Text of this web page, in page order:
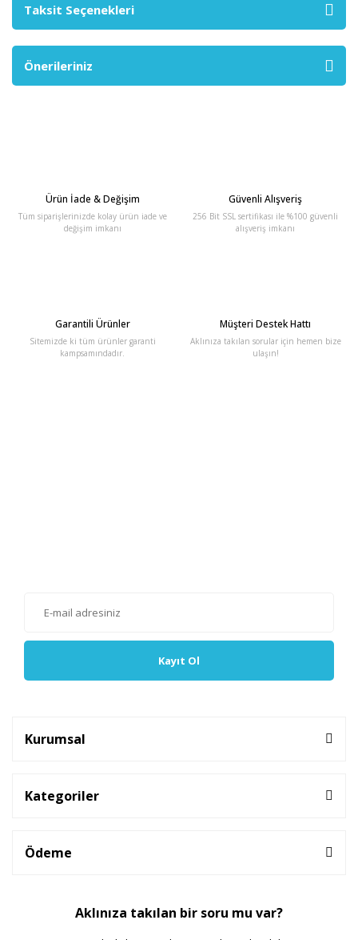
Taksit Seçenekleri
Önerileriniz
Ürün İade & Değişim
Tüm siparişlerinizde kolay ürün iade ve
değişim imkanı
Güvenli Alışveriş
256 Bit SSL sertifikası ile %100 güvenli
alışveriş imkanı
Garantili Ürünler
Sitemizde ki tüm ürünler garanti
kampsamındadır.
Müşteri Destek Hattı
Aklınıza takılan sorular için hemen bize
ulaşın!
Kayıt Ol
Kurumsal
Kategoriler
Ödeme
Aklınıza takılan bir soru mu var?